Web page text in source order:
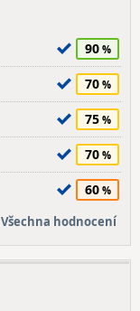
90
70
75
70
60
Všechna hodnocení